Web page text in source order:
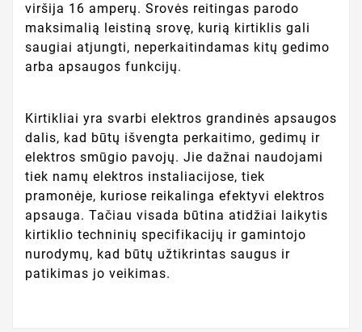
viršija 16 amperų. Srovės reitingas parodo
maksimalią leistiną srovę, kurią kirtiklis gali
saugiai atjungti, neperkaitindamas kitų gedimo
arba apsaugos funkcijų.
Kirtikliai yra svarbi elektros grandinės apsaugos
dalis, kad būtų išvengta perkaitimo, gedimų ir
elektros smūgio pavojų. Jie dažnai naudojami
tiek namų elektros instaliacijose, tiek
pramonėje, kuriose reikalinga efektyvi elektros
apsauga. Tačiau visada būtina atidžiai laikytis
kirtiklio techninių specifikacijų ir gamintojo
nurodymų, kad būtų užtikrintas saugus ir
patikimas jo veikimas.